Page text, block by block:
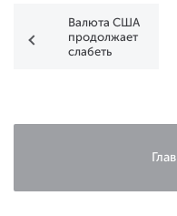
Валюта США
продолжает
слабеть